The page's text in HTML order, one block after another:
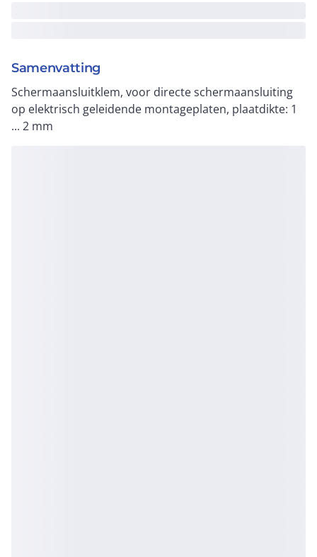
Samenvatting
Schermaansluitklem, voor directe schermaansluiting
op elektrisch geleidende montageplaten, plaatdikte: 1
... 2 mm